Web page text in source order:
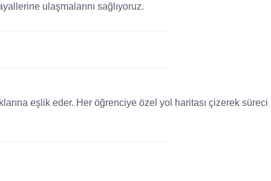
ulaşmalarını sağlıyoruz.
eşlik eder. Her öğrenciye özel yol haritası çizerek süreci